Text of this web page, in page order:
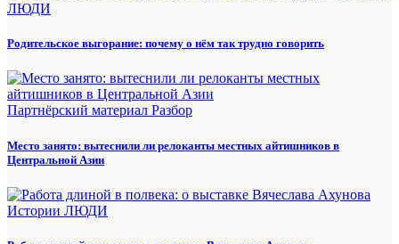
ЛЮДИ
Родительское выгорание: почему о нём так трудно говорить
Партнёрский материал Разбор
Место занято: вытеснили ли релоканты местных айтишников в
Центральной Азии
Истории ЛЮДИ